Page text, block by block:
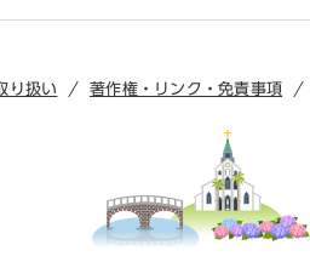
り扱い
著作権・リンク・免責事項